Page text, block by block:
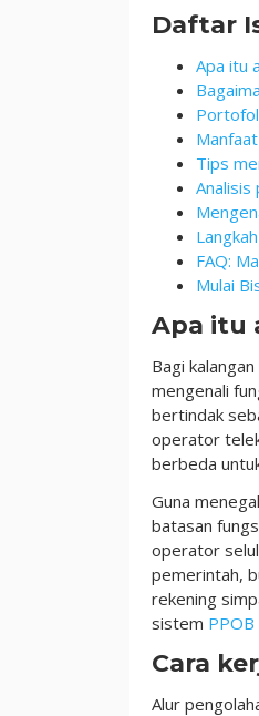
Daftar
Apa itu
Tips
Analisis
FAQ:
Mulai
Apa itu
Bagi
mengenali
bertindak
operator
berbeda
Guna
batasan
operator
pemerintah,
rekening
sistem PPOB
Cara
Alur